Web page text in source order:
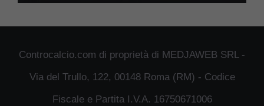
Controcalcio.com di proprietà di MEDJAWEB SRL -
Via del Trullo, 122, 00148 Roma (RM) - Codice
Fiscale e Partita I.V.A. 16750671006